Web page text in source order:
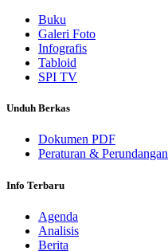
Buku
Galeri Foto
Infografis
Tabloid
SPI TV
Unduh Berkas
Dokumen PDF
Peraturan & Perundangan
Info Terbaru
Agenda
Analisis
Berita